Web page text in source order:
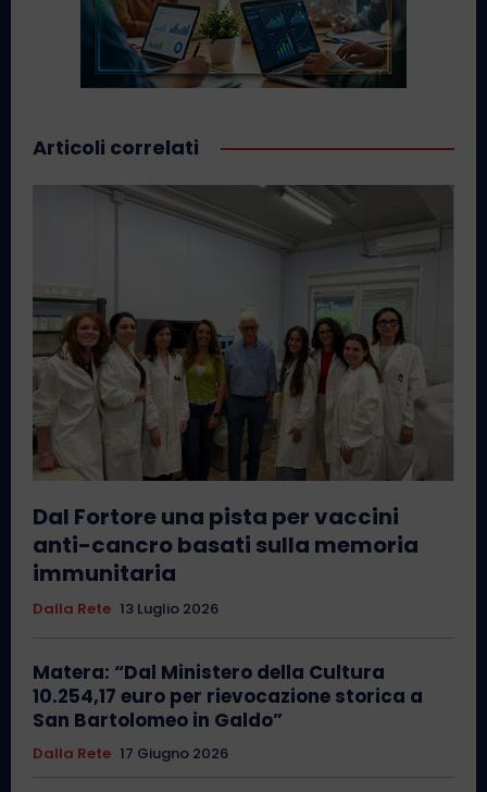
Articoli correlati
Dal Fortore una pista per vaccini
anti-cancro basati sulla memoria
immunitaria
Dalla Rete 13 Luglio 2026
Matera: “Dal Ministero della Cultura
10.254,17 euro per rievocazione storica a
San Bartolomeo in Galdo”
Dalla Rete 17 Giugno 2026